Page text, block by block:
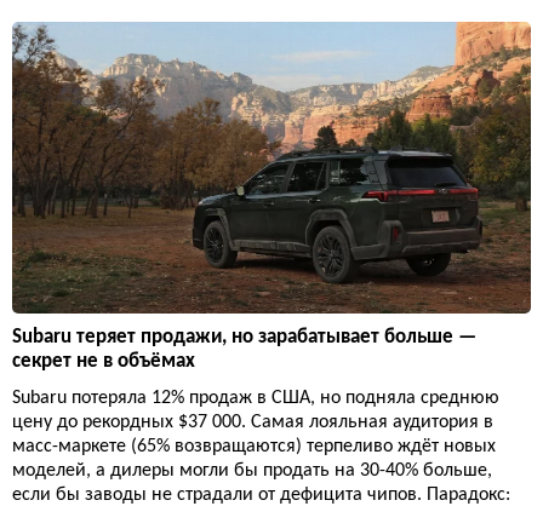
Subaru теряет продажи, но зарабатывает больше —
секрет не в объёмах
Subaru потеряла 12% продаж в США, но подняла среднюю
цену до рекордных $37 000. Самая лояльная аудитория в
масс-маркете (65% возвращаются) терпеливо ждёт новых
моделей, а дилеры могли бы продать на 30-40% больше,
если бы заводы не страдали от дефицита чипов. Парадокс: